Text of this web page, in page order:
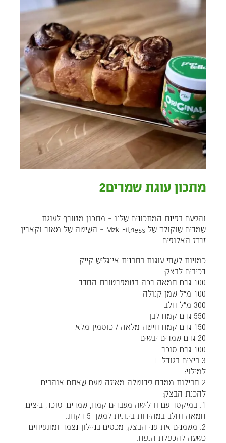
מתכון עוגת שמרים2
והפעם בפינת המתכונים שלנו – מתכון מטורף לעוגת
שמרים שוקולד של Mzk Fitness – השיטה של מאור וקארין
זרדז האלופים
כמויות לשתי עוגות בתבנית אינגליש קייק
רכיבים לבצק:
100 גרם חמאה רכה בטמפרטורת החדר
100 מ"ל שמן קנולה
300 מ"ל חלב
550 גרם קמח לבן
150 גרם קמח חיטה מלאה / כוסמין מלא
20 גרם שמרים יבשים
100 גרם סוכר
3 ביצים בגודל L
למילוי:
2 חבילות ממרח פרוטלה מאיזה טעם שאתם אוהבים
להכנת הבצק:
1. במיקסר עם וו לישה מעבדים קמח, שמרים, סוכר, ביצים,
חמאה וחלב במהירות בינונית למשך 5 דקות.
2. משמנים את פני הבצק, מכסים בניילון נצמד ומתפיחים
כשעה להכפלת הנפח.